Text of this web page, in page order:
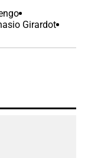
Girardot